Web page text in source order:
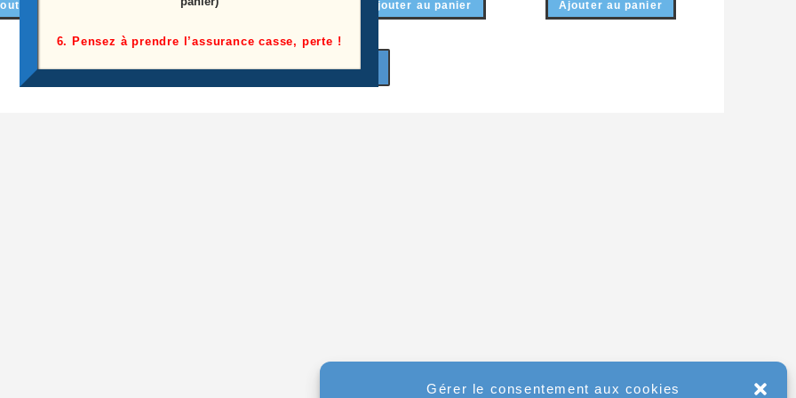
Gérer le consentement aux cookies
au panier Ajouter au panier Ajouter au panier Ajouter au panier
1 2
6. Pensez à prendre l’assurance casse, perte !